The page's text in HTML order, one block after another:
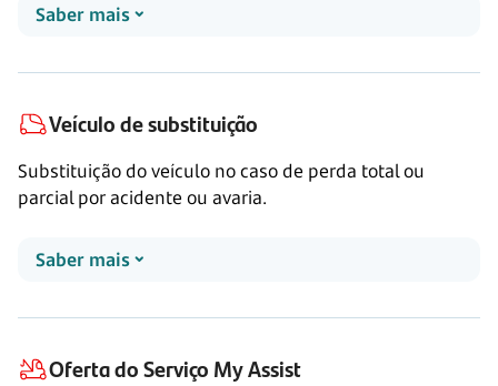
Saber mais
Veículo de substituição
Substituição do veículo no caso de perda total ou
parcial por acidente ou avaria.
Saber mais
Oferta do Serviço My Assist